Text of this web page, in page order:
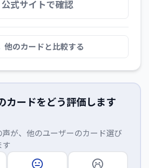
公式サイトで確認
他のカードと比較する
カードをどう評価します
が、他のユーザーのカード選び
す